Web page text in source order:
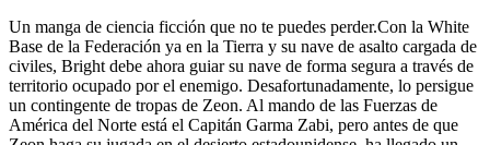
Un manga de ciencia ficción que no te puedes perder.Con la White
Base de la Federación ya en la Tierra y su nave de asalto cargada de
civiles, Bright debe ahora guiar su nave de forma segura a través de
territorio ocupado por el enemigo. Desafortunadamente, lo persigue
un contingente de tropas de Zeon. Al mando de las Fuerzas de
América del Norte está el Capitán Garma Zabi, pero antes de que